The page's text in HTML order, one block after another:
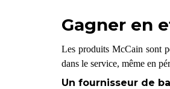
Gagner en
Les produits McCain sont
dans le service, même en
Un fournisseur de